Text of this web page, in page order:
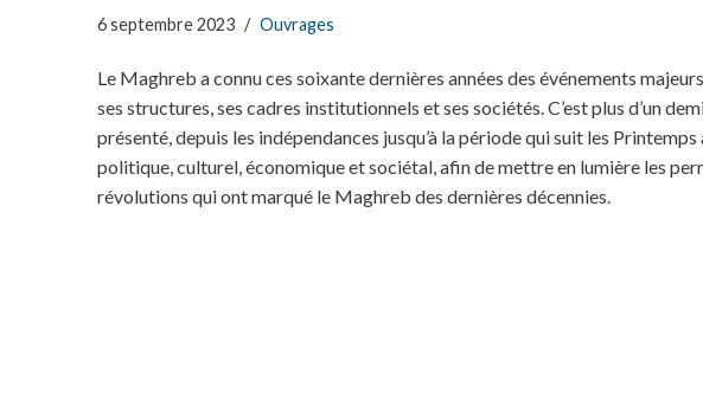
6 septembre 2023 Ouvrages
Le Maghreb a connu ces soixante dernières années des événements
ses structures, ses cadres institutionnels et ses sociétés. C’est plus d’un
présenté, depuis les indépendances jusqu’à la période qui suit les
politique, culturel, économique et sociétal, afin de mettre en lumière les
révolutions qui ont marqué le Maghreb des dernières décennies.